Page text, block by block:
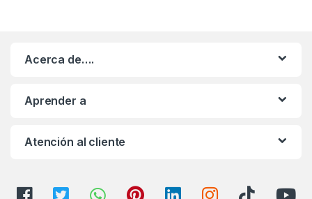
Acerca de….
Aprender a
Atención al cliente